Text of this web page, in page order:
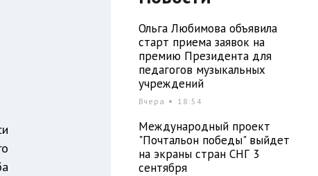
Ольга Любимова объявила
старт приема заявок на
премию Президента для
педагогов музыкальных
учреждений
Вчера 18:54
Международный проект
"Почтальон победы" выйдет
на экраны стран СНГ 3
сентября